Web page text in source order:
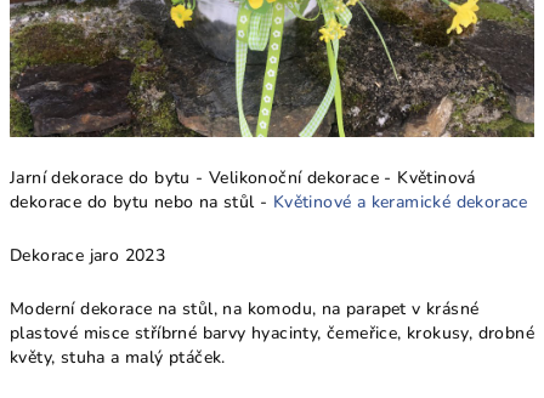
Jarní dekorace do bytu - Velikonoční dekorace - Květinová
dekorace do bytu nebo na stůl - Květinové a keramické dekorace
Dekorace jaro 2023
Moderní dekorace na stůl, na komodu, na parapet v krásné
plastové misce stříbrné barvy hyacinty, čemeřice, krokusy, drobné
květy, stuha a malý ptáček.